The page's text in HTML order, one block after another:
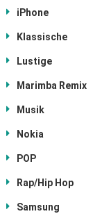
iPhone
Klassische
Lustige
Marimba Remix
Musik
Nokia
POP
Rap/Hip Hop
Samsung